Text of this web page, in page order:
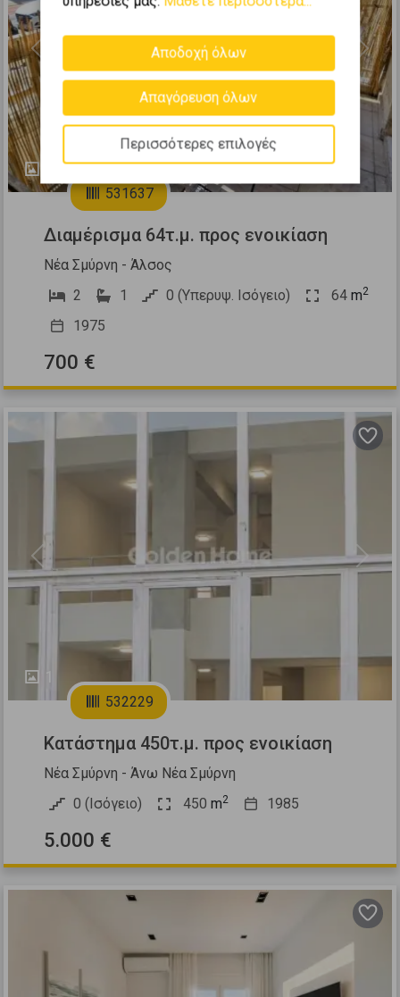
19
Previous Next
531637
Διαμέρισμα 64τ.μ. προς ενοικίαση
Νέα Σμύρνη - Άλσος
2
1 0 (Υπερυψ. Ισόγειο) 64 m2
1975
700 €
Previous Next
532229
Κατάστημα 450τ.μ. προς ενοικίαση
Νέα Σμύρνη - Άνω Νέα Σμύρνη
0 (Ισόγειο)
450 m2 1985
5.000 €
Αποδοχή όλων
Απαγόρευση όλων
Περισσότερες επιλογές